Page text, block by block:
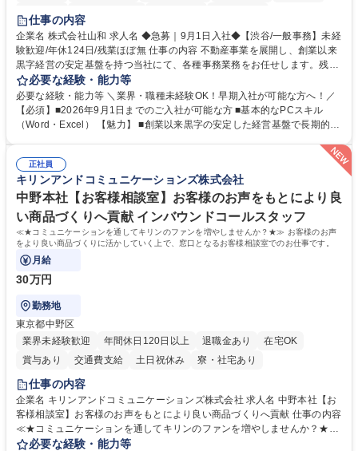
育休あり 完全週休2日制
仕事の内容
企業名 株式会社山和 求人名 ◆急募｜9月1日入社◆【渋谷/一般事務】未経
験歓迎/年休124日/残業ほぼ無 仕事の内容 不動産事業を展開し、創業以来
黒字経営の安定基盤を持つ当社にて、各種事務業務をお任せします。残業
がほぼ発生せず、連続した日程の有給取得が可能なため、WLBを整えたい
方にお勧めの環境です！ 入社後はOJTを通じて丁寧に研修を行いますの
で、事務未経験の方でも安心して臨むことができます。 【業務詳細】■電
話・来客対応 ■物件の鍵や社内の備品管理 ■データ入力や書類作成 ■契約
必要な経験・能力等
必要な経験・能力等 ＼業界・職種未経験OK！早期入社が可能な方へ！／
【必須】■2026年9月1日までのご入社が可能な方 ■基本的なPCスキル
（Word・Excel） 【魅力】 ■創業以来黒字の安定した経営基盤で長期的に
両立が可能 ■有給取得を積極的に推奨、年間10日程度の取得実績 ■1ヶ月
のOJTで業務を習得可能、未経験でもしっかりサポート 学歴・資格 学
歴：大学院 大学 高専 短大 語学力： 資格：
正社員
キリンアンドコミュニケーションズ株式会社
中野本社【お客様相談室】お客様のお声をもとにより良
い商品づくりへ貢献 インバウンドコールスタッフ
≪★コミュニケーションを通してキリンのファンを増やしませんか？★≫ お客様のお声
をより良い商品づくりに活かしていく上で、窓口となるお客様相談室でのお仕事です。
月給
30万円
勤務地
東京都中野区
業界未経験歓迎
年間休日120日以上 退職金あり
在宅OK
賞与あり
交通費支給 土日祝休み 寮・社宅あり
仕事の内容
企業名 キリンアンドコミュニケーションズ株式会社 求人名 中野本社【お
客様相談室】お客様のお声をもとにより良い商品づくりへ貢献 仕事の内容
≪★コミュニケーションを通してキリンのファンを増やしませんか？★≫
お客様のお声をより良い商品づくりに活かしていく上で、窓口となるお客
必要な経験・能力等